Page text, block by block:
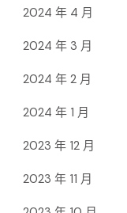
2024 年 4 月
2024 年 3 月
2024 年 2 月
2024 年 1 月
2023 年 12 月
2023 年 11 月